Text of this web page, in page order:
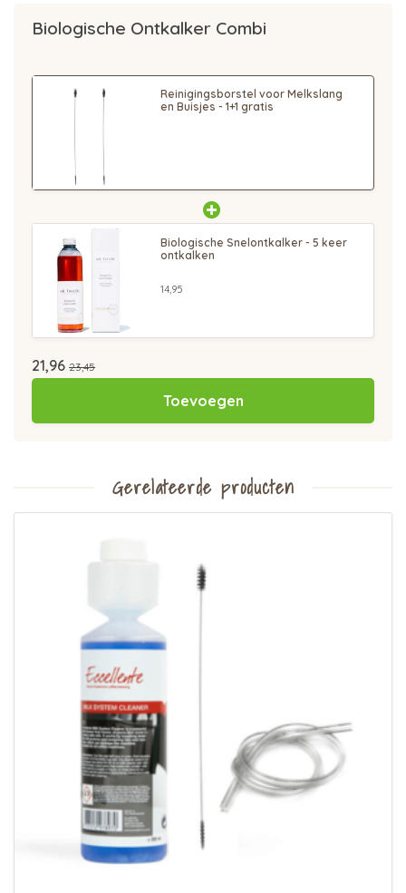
Biologische Ontkalker Combi
Reinigingsborstel voor Melkslang
en Buisjes - 1+1 gratis
Biologische Snelontkalker - 5 keer
ontkalken
14,95
21,96 23,45
Toevoegen
Gerelateerde producten